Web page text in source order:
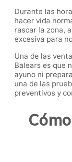
Durante las
hacer vida
rascar la zona,
excesiva para
Una de las
Balears es que
ayuno ni
una de las
preventivos y